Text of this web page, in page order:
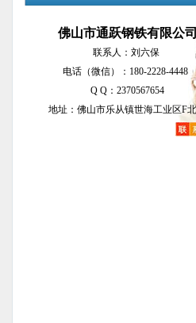
佛山市通跃钢铁有限公司
联系人：刘六保
电话（微信）：180-2228-4448
Q Q：2370567654
地址：佛山市乐从镇世海工业区F